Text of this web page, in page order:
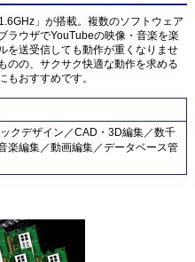
」が搭載。複数のソフトウェア
ラウザでYouTubeの映像・音楽を楽
を送受信しても動作が重くなりませ
のの、サクサク快適な動作を求める
おすすめです。
クデザイン／CAD・3D編集／数千
楽編集／動画編集／データベース管